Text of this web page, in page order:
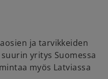
ja tarvikkeiden
yritys Suomessa
myös Latviassa